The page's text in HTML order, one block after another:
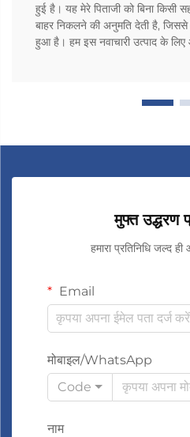
हुई है। यह मेरे पिताजी को बिना
बाहर निकलने की अनुमति देती है,
हुआ है। हम इस नवाचारी उत्पाद के लिए
मुफ्त उद्धरण
हमारा प्रतिनिधि जल्द
Email
मोबाइल/WhatsApp
Code
नाम